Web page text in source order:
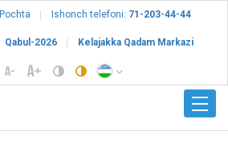
Pochta Ishonch telefoni: 71-203-44-44
Qabul-2026 Kelajakka Qadam Markazi